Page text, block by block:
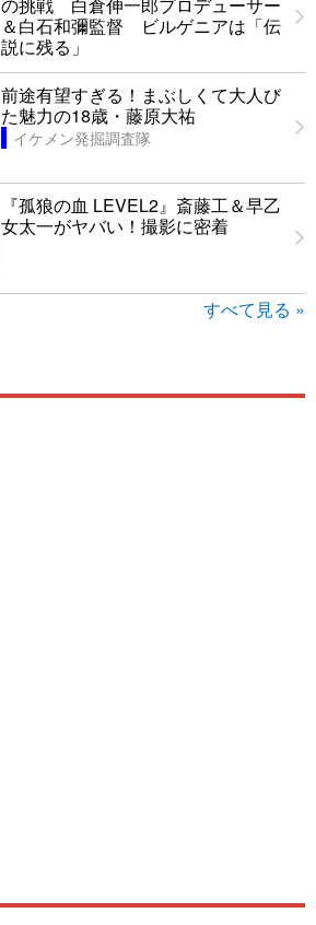
＆白石和彌監督 ビルゲニアは「伝
説に残る」
前途有望すぎる！まぶしくて大人び
た魅力の18歳・藤原大祐
イケメン発掘調査隊
『孤狼の血 LEVEL2』斎藤工＆早乙
女太一がヤバい！撮影に密着
すべて見る »